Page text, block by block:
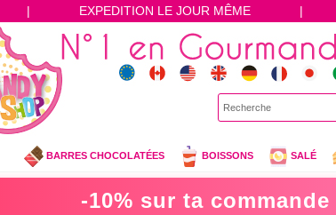
| EXPEDITION LE JOUR MÊME |
BARRES CHOCOLATÉES BOISSONS SALÉ
-10% sur ta